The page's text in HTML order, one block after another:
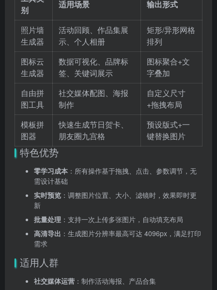
别
适用场景 输出形式
照片墙
生成器
活动回顾、作品集展
示、个人相册
矩形/异形网格
排列
图标云
生成器
数据可视化、品牌标
签、关键词展示
图标聚合+文
字叠加
自由拼
图工具
社交媒体配图、海报
制作
自定义尺寸
+拖拽布局
模板拼
图器
快速生成节日贺卡、
朋友圈九宫格
预设版式+一
键替换图片
特色优势
零学习成本 ：所有操作基于拖拽、点击、参数调节，无
需设计基础
实时预览 ：调整图片位置、大小、滤镜时，效果即时更
新
批量处理 ：支持一次上传多张图片，自动填充布局
高清导出 ：生成图片分辨率最高可达 4096px，满足打印
需求
适用人群
社交媒体运营 ：制作活动海报、产品合集